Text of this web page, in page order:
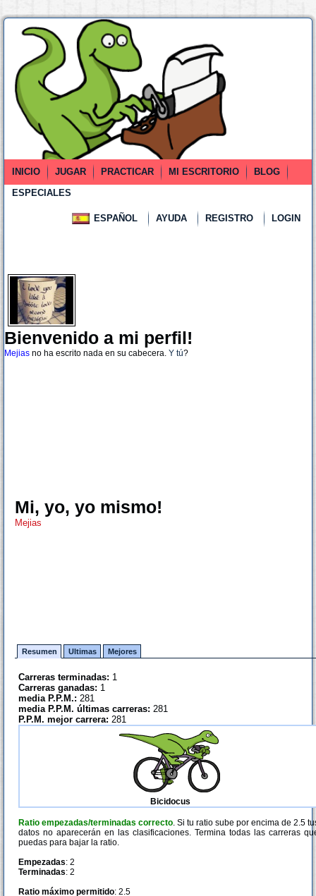
INICIO JUGAR PRACTICAR MI ESCRITORIO
BLOG
ESPECIALES
ESPAÑOL AYUDA REGISTRO LOGIN
Bienvenido a mi perfil!
Mejias no ha escrito nada en su cabecera. Y tú?
Mi, yo, yo mismo!
Mejias
Resumen Ultimas Mejores
Carreras terminadas: 1
Carreras ganadas: 1
media P.P.M.: 281
media P.P.M. últimas carreras: 281
P.P.M. mejor carrera: 281
Bicidocus
Ratio empezadas/terminadas correcto. Si tu ratio sube por encima de 2.5
datos no aparecerán en las clasificaciones. Termina todas las carreras
puedas para bajar la ratio.
Empezadas: 2
Terminadas: 2
Ratio máximo permitido: 2.5